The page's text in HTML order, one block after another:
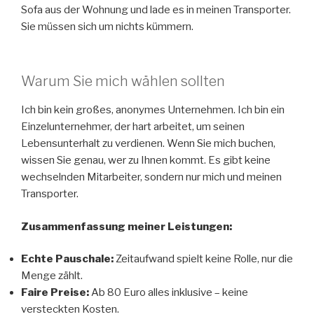
Sofa aus der Wohnung und lade es in meinen Transporter.
Sie müssen sich um nichts kümmern.
Warum Sie mich wählen sollten
Ich bin kein großes, anonymes Unternehmen. Ich bin ein
Einzelunternehmer, der hart arbeitet, um seinen
Lebensunterhalt zu verdienen. Wenn Sie mich buchen,
wissen Sie genau, wer zu Ihnen kommt. Es gibt keine
wechselnden Mitarbeiter, sondern nur mich und meinen
Transporter.
Zusammenfassung meiner Leistungen:
Echte Pauschale:Zeitaufwand spielt keine Rolle, nur die
Menge zählt.
Faire Preise:Ab 80 Euro alles inklusive – keine
versteckten Kosten.